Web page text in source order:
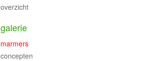
overzicht
galerie
marmers
concepten